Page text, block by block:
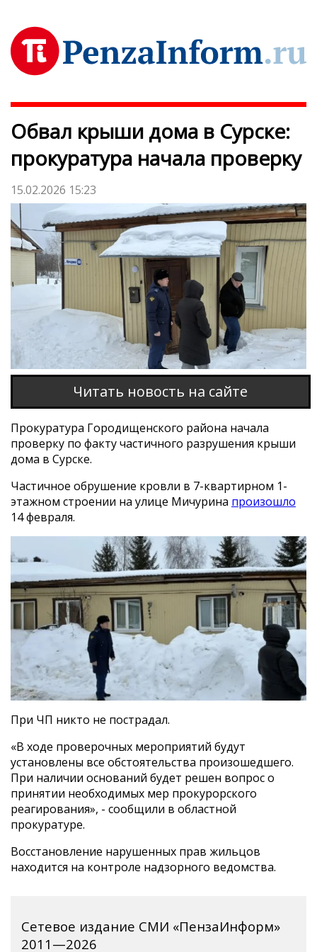
Обвал крыши дома в Сурске:
прокуратура начала проверку
15.02.2026 15:23
Читать новость на сайте
Прокуратура Городищенского района начала
проверку по факту частичного разрушения крыши
дома в Сурске.
Частичное обрушение кровли в 7-квартирном 1-
этажном строении на улице Мичурина произошло
14 февраля.
При ЧП никто не пострадал.
«В ходе проверочных мероприятий будут
установлены все обстоятельства произошедшего.
При наличии оснований будет решен вопрос о
принятии необходимых мер прокурорского
реагирования», - сообщили в областной
прокуратуре.
Восстановление нарушенных прав жильцов
находится на контроле надзорного ведомства.
Сетевое издание СМИ «ПензаИнформ»
2011—2026